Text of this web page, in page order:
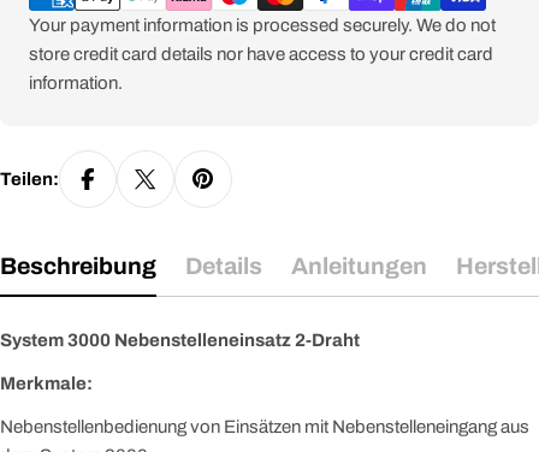
Your payment information is processed securely. We do not
store credit card details nor have access to your credit card
information.
Teilen:
Beschreibung Details Anleitungen
System 3000 Nebenstelleneinsatz 2-Draht
Merkmale:
Nebenstellenbedienung von Einsätzen mit Nebenstelleneingang aus